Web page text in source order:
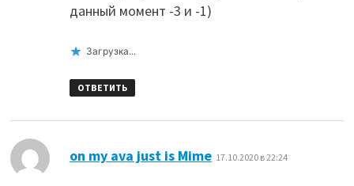
данный момент -3 и -1)
Загрузка...
ОТВЕТИТЬ
on my ava just is Mime: 17.10.2020 в 22:24